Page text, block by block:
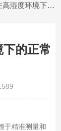
环境下的正常使用
的正常
于精准测量和